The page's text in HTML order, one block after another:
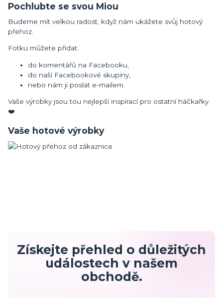
Pochlubte se svou Miou
Budeme mít velkou radost, když nám ukážete svůj hotový
přehoz.
Fotku můžete přidat:
do komentářů na Facebooku,
do naší Facebookové skupiny,
nebo nám ji poslat e-mailem.
Vaše výrobky jsou tou nejlepší inspirací pro ostatní háčkařky.
❤️
Vaše hotové výrobky
Získejte přehled o důležitých
událostech v našem
obchodě.